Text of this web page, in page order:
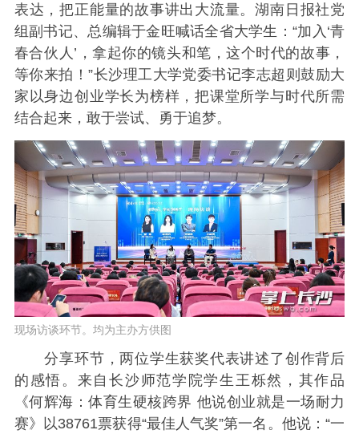
表达，把正能量的故事讲出大流量。湖南日报社党
组副书记、总编辑于金旺喊话全省大学生：“加入‘青
春合伙人’，拿起你的镜头和笔，这个时代的故事，
等你来拍！”长沙理工大学党委书记李志超则鼓励大
家以身边创业学长为榜样，把课堂所学与时代所需
结合起来，敢于尝试、勇于追梦。
现场访谈环节。均为主办方供图
分享环节，两位学生获奖代表讲述了创作背后
的感悟。来自长沙师范学院学生王栎然，其作品
《何辉海：体育生硬核跨界 他说创业就是一场耐力
赛》以38761票获得“最佳人气奖”第一名。他说：“一